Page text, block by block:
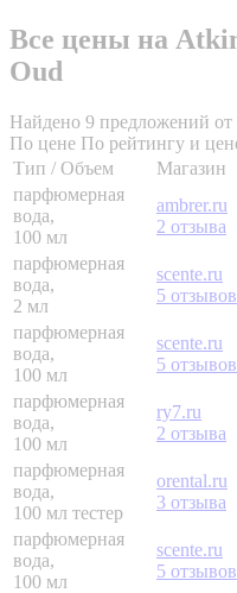
Все цены на
Oud
Найдено 9 предложений от
По цене По рейтингу и
Тип / Объем
Магазин
парфюмерная
вода,
100 мл
ambrer.ru
2 отзыва
парфюмерная
вода,
2 мл
scente.ru
5 отзывов
парфюмерная
вода,
100 мл
scente.ru
5 отзывов
парфюмерная
вода,
100 мл
ry7.ru
2 отзыва
парфюмерная
вода,
100 мл тестер
orental.ru
3 отзыва
парфюмерная
вода,
100 мл
scente.ru
5 отзывов